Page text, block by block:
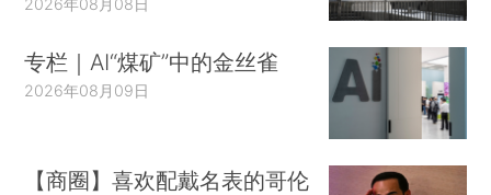
专栏｜AI“煤矿”中的金丝雀
2026年08月09日
【商圈】喜欢配戴名表的哥伦